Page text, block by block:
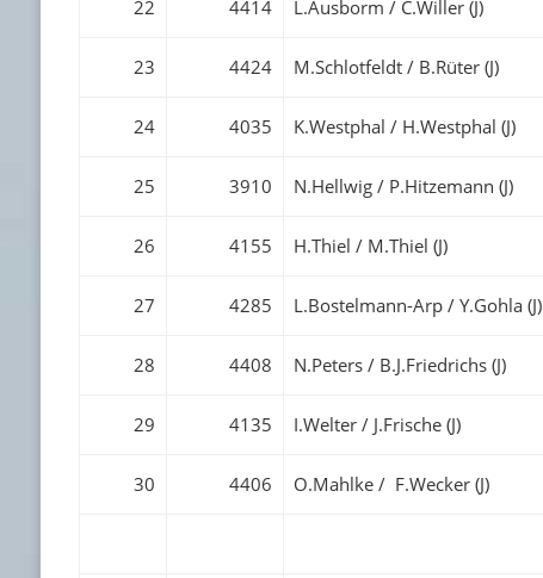
22 4414 L.Ausborm / C.Willer (J)
23 4424 M.Schlotfeldt / B.Rüter (J)
24 4035 K.Westphal / H.Westphal (J)
25 3910 N.Hellwig / P.Hitzemann (J)
26 4155 H.Thiel / M.Thiel (J)
27 4285 L.Bostelmann-Arp / Y.Gohla (J)
28 4408 N.Peters / B.J.Friedrichs (J)
29 4135 I.Welter / J.Frische (J)
30 4406 O.Mahlke / F.Wecker (J)